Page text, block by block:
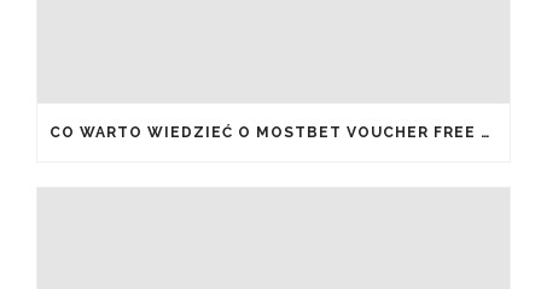
CO WARTO WIEDZIEĆ O MOSTBET VOUCHER FREE SPINS I JAK JE ODEBRAĆ